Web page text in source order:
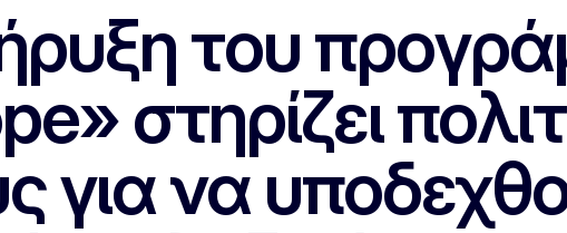
του
στηρίζει
για να